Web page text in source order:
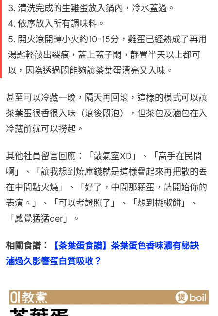
3. 清洗完成的生雞蛋放入鍋內，冷水蓋過。
4. 依序放入所有調味料。
5. 開火滾開轉小火約10-15分，雞蛋已經熟成了再用
湯匙輕敲出裂痕，蓋上蓋子悶，靜置半天以上都可
以，因為透過悶能夠讓茶葉蛋漂亮又入味。
甚至可以冷藏一晚，隔天再回滾，這樣的模式可以讓
茶葉蛋很香很入味（滾後悶泡），但茶包及滷包在入
冷藏前就可以撈起。
其他社員留言回應：「敲氣室XD」、「高手在民間
啊」、「讓我想到燒庫錢就是這樣疊起來再把散的丟
在中間點火燒」、「好了，中間那顆蛋，請開始你的
表演。」、「可以考證照了」、「想到楜椒餅」、
「感覺猛猛der」。
相關食譜：
【茶葉蛋食譜】茶葉蛋色香味濃有秘訣
滷過久影響蛋白質吸收？